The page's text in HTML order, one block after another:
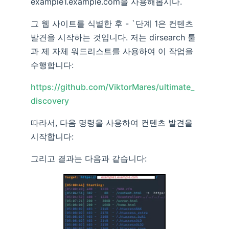
그 웹 사이트를 식별한 후 - `단계 1은 컨텐츠
발견을 시작하는 것입니다. 저는 dirsearch 툴
과 제 자체 워드리스트를 사용하여 이 작업을
수행합니다:
https://github.com/ViktorMares/ultimate_
discovery
따라서, 다음 명령을 사용하여 컨텐츠 발견을
시작합니다:
그리고 결과는 다음과 같습니다: